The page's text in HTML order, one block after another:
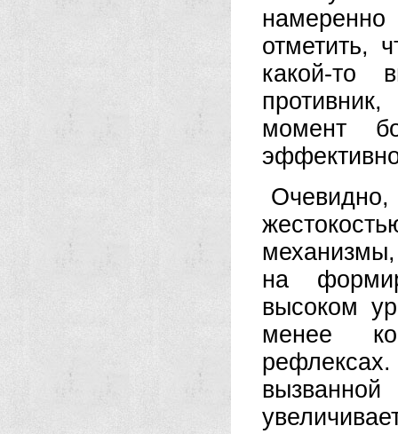
отметить,
какой-то
момент
Очевидно,
на
высоком
менее